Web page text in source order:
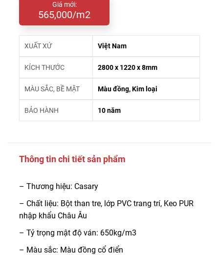
Giá mới:
565,000/m2
XUẤT XỨ Việt Nam
KÍCH THƯỚC 2800 x 1220 x 8mm
MÀU SẮC, BỀ MẶT Màu đồng, Kim loại
BẢO HÀNH 10 năm
Thông tin chi tiết sản phẩm
– Thương hiệu: Casary
– Chất liệu: Bột than tre, lớp PVC trang trí, Keo PUR
nhập khẩu Châu Âu
– Tỷ trọng mật độ ván: 650kg/m3
– Màu sắc: Màu đồng cổ điển